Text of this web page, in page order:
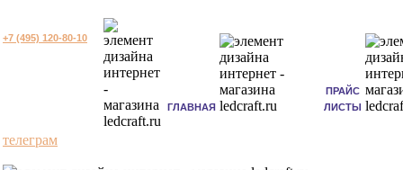
+7 (495) 120-80-10
ГЛАВНАЯ
ПРАЙС
ЛИСТЫ
телеграм